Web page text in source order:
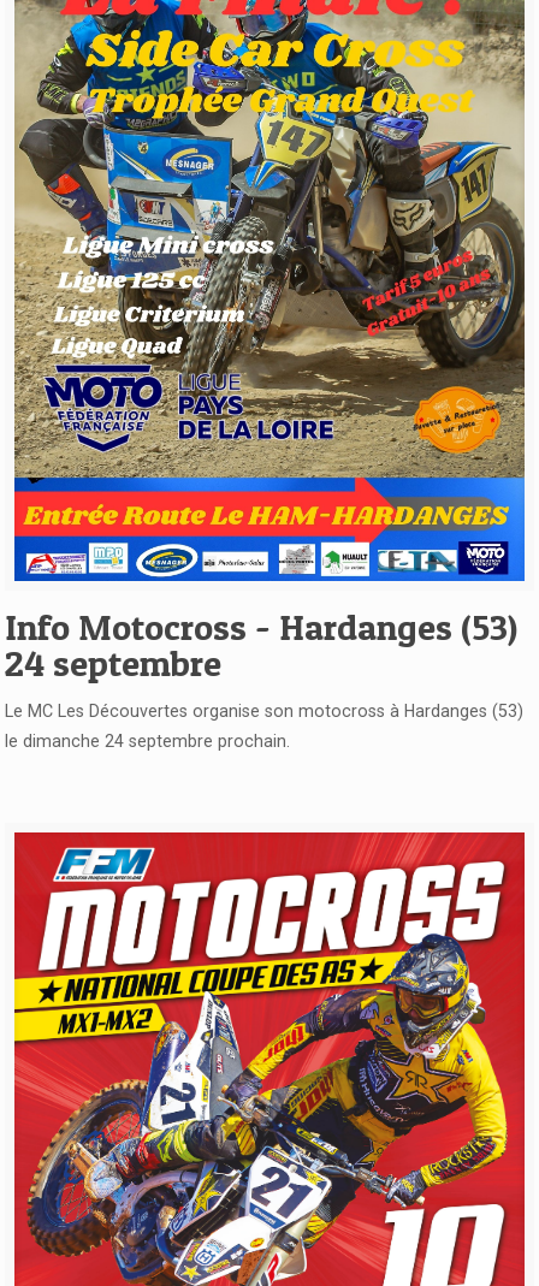
Voir l'article
Info Motocross - Hardanges (53)
24 septembre
Le MC Les Découvertes organise son motocross à Hardanges (53)
le dimanche 24 septembre prochain.